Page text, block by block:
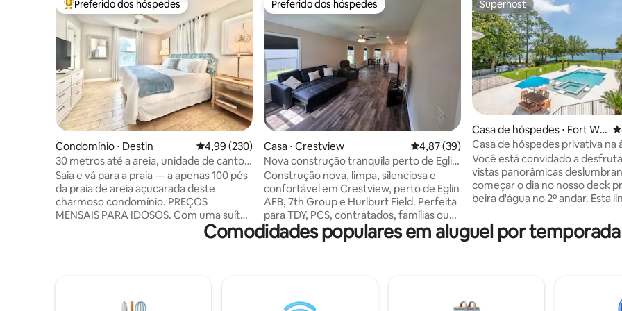
Entre os melhores preferidos dos hóspedes
Preferido dos hóspedes
Condomínio ⋅ Destin 4,99 de uma avaliação média de 5, 230 avaliações
4,99 (230)
30 metros até a areia, unidade de canto,
banheira de hidromassagem, vista para o
jardim
Saia e vá para a praia — a apenas 100 pés
da praia de areia açucarada deste
charmoso condomínio. PREÇOS
MENSAIS PARA IDOSOS. Com uma suíte
master com cama king size e banheiro
privativo, um segundo quarto com cama
totalmente abastecida inclui Keurig com
Preferido dos hóspedes
Preferido dos hóspedes
Casa ⋅ Crestview 4,87 de uma avaliação média de 5, 39
4,87 (39)
Nova construção tranquila perto de Eglin,
limpa e confortável
Construção nova, limpa, silenciosa e
confortável em Crestview, perto de Eglin
AFB, 7th Group e Hurlburt Field. Perfeita
para TDY, PCS, contratados, famílias ou
viagens à praia. Localizada em um bairro
tranquilo com fácil acesso a lojas,
confortáveis tornam esta casa ideal para
Superhost
Superhost
Casa de hóspedes ⋅ Fort Wal
ton Beach
Casa de hóspedes privativa na
Docas de barcos!
Você está convidado a
vistas panorâmicas
começar o dia no nosso deck
beira d'água no 2º andar. Esta
quarto, um beliche com cama
solteiro/casal, e o sofá na sala
Waterfront Praia ✯ Privada ✯
Comodidades populares em aluguel por